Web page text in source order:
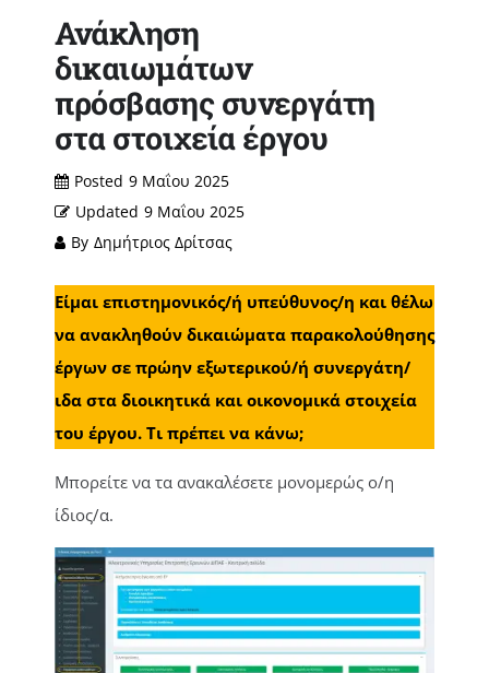
Ανάκληση
δικαιωμάτων
πρόσβασης συνεργάτη
στα στοιχεία έργου
Posted 9 Μαΐου 2025
Updated 9 Μαΐου 2025
By Δημήτριος Δρίτσας
Είμαι επιστημονικός/ή υπεύθυνος/η και θέλω
να ανακληθούν δικαιώματα παρακολούθησης
έργων σε πρώην εξωτερικού/ή συνεργάτη/
ιδα στα διοικητικά και οικονομικά στοιχεία
του έργου. Τι πρέπει να κάνω;
Μπορείτε να τα ανακαλέσετε μονομερώς ο/η
ίδιος/α.